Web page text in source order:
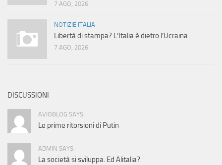
7 AGO, 2026
NOTIZIE ITALIA
Libertà di stampa? L’Italia è dietro l’Ucraina
7 AGO, 2026
DISCUSSIONI
AVIOBLOG SAYS:
Le prime ritorsioni di Putin
ADMIN SAYS:
La società si sviluppa. Ed Alitalia?